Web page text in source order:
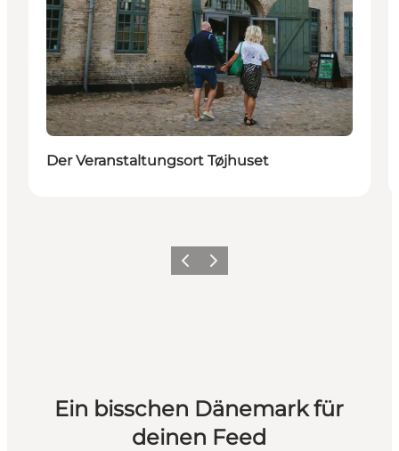
Der Veranstaltungsort Tøjhuset
ZurückWeiter
Ein bisschen Dänemark für
deinen Feed